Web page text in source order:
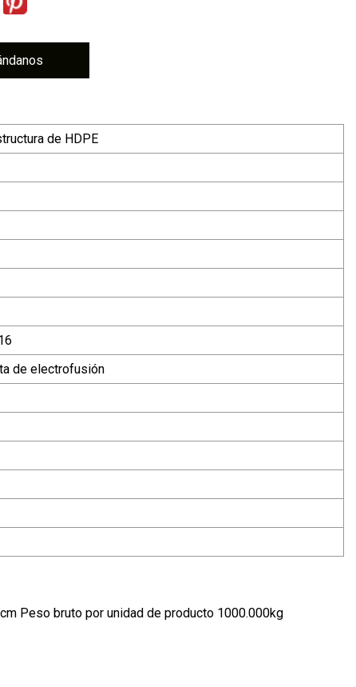
de HDPE
de electrofusión
Peso bruto por unidad de producto 1000.000kg